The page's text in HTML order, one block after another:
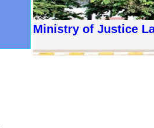
Ministry of Justice